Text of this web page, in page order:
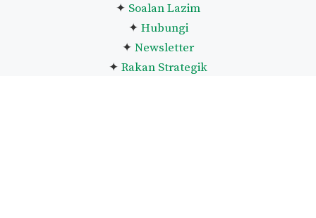
✦ Soalan Lazim
✦ Hubungi
✦ Newsletter
✦ Rakan Strategik